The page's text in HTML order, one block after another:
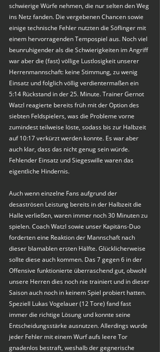
schwierige Würfe nehmen, die nur selten den Weg
ins Netz fanden. Die vergebenen Chancen sowie
einige technische Fehler nutzten die Söflinger mit
einem hervorragenden Tempospiel aus. Noch viel
beunruhigender als die Schwierigkeiten im Angriff
war aber die (fast) völlige Lustlosigkeit unserer
Herrenmannschaft: keine Stimmung, zu wenig
Einsatz und folglich völlig verdientermaßen ein
5:14 Rückstand in der 25. Minute. Trainer Gernot
Watzl reagierte bereits früh mit der Option des
siebten Feldspielers, was die Probleme vorne
zumindest teilweise löste, sodass bis zur Halbzeit
auf 10:17 verkürzt werden konnte. Es war aber
auch klar, dass das nicht genug sein würde.
Fehlender Einsatz und Siegeswille waren das
eigentliche Hindernis.
Auch wenn einzelne Fans aufgrund der
desaströsen Leistung bereits in der Halbzeit die
Halle verließen, waren immer noch 30 Minuten zu
spielen. Coach Watzl sowie unser Kapitäns-Duo
forderten eine Reaktion der Mannschaft nach
dieser blamablen ersten Hälfte. Glücklicherweise
sollte diese auch kommen. Das 7 gegen 6 in der
Offensive funktionierte überraschend gut, obwohl
unsere Herren dies noch nie trainiert und in dieser
Saison auch noch in keinem Spiel probiert hatten.
Speziell Lukas Vogelauer (12 Tore) fand fast
immer die richtige Lösung und konnte seine
Entscheidungsstärke ausnutzen. Allerdings wurde
jeder Fehler mit einem Wurf aufs leere Tor
gnadenlos bestraft, weshalb der gegnerische